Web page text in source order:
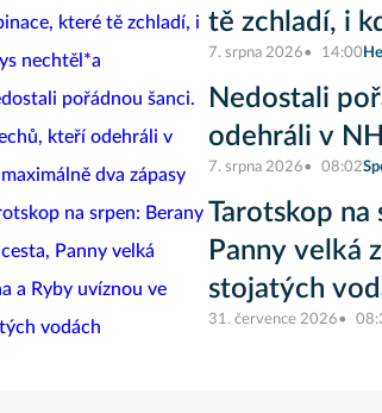
tě zchladí, i
7. srpna 2026 14:00
Nedostali
odehráli v
7. srpna 2026 08:02
Tarotskop na
Panny velká
stojatých
31. července 2026